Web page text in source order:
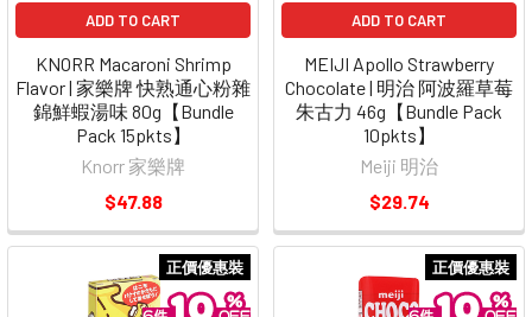
ADD TO CART
KNORR Macaroni Shrimp
Flavor | 家樂牌 快熟通心粉雜
錦鮮蝦湯味 80g【Bundle
Pack 15pkts】
Knorr 家樂牌
$47.88
ADD TO CART
MEIJI Apollo Strawberry
Chocolate | 明治 阿波羅草莓
朱古力 46g【Bundle Pack
10pkts】
Meiji 明治
$29.74
正價優惠裝 正價優惠裝